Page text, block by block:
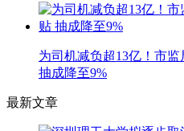
为司机减负超13亿！市
抽成降至9%
最新文章